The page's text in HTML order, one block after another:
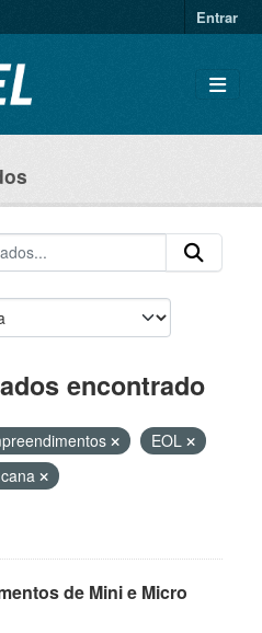
Entrar
encontrado
EOL
de Mini e Micro